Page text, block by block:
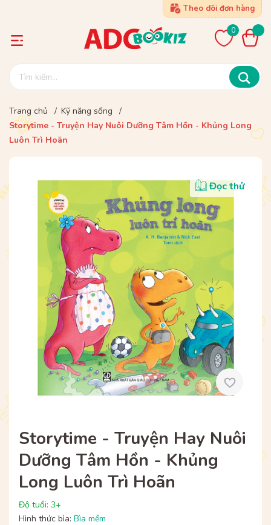
Theo dõi đơn hàng
0
Trang chủ / Kỹ năng sống
/
Storytime - Truyện Hay Nuôi Dưỡng Tâm Hồn - Khủng Long
Luôn Trì Hoãn
Đọc thử
Storytime - Truyện Hay Nuôi
Dưỡng Tâm Hồn - Khủng
Long Luôn Trì Hoãn
Độ tuổi: 3+
Hình thức bìa: Bìa mềm